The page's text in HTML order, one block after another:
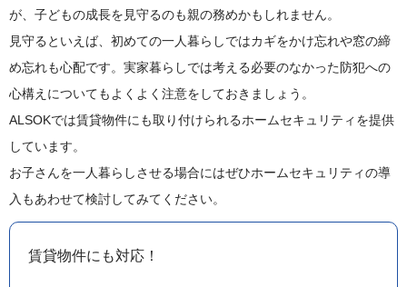
が、子どもの成長を見守るのも親の務めかもしれません。
見守るといえば、初めての一人暮らしではカギをかけ忘れや窓の締
め忘れも心配です。実家暮らしでは考える必要のなかった防犯への
心構えについてもよくよく注意をしておきましょう。
ALSOKでは賃貸物件にも取り付けられるホームセキュリティを提供
しています。
お子さんを一人暮らしさせる場合にはぜひホームセキュリティの導
入もあわせて検討してみてください。
賃貸物件にも対応！